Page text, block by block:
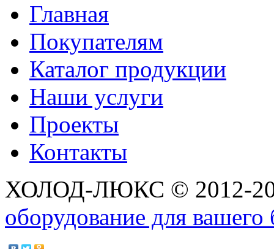
Главная
Покупателям
Каталог продукции
Наши услуги
Проекты
Контакты
ХОЛОД-ЛЮКС © 2012-
оборудование для вашего